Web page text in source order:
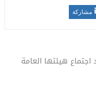
مشاركة
اجتماع هيئتها العامة